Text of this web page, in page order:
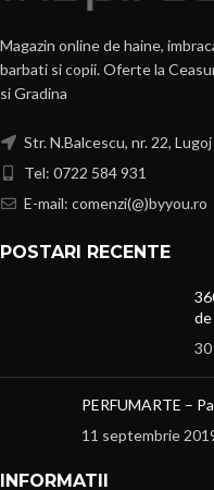
Magazin online de haine,
barbati si copii. Oferte la
si Gradina
Str. N.Balcescu, nr. 22, Lugoj
Tel: 0722 584 931
E-mail: comenzi(@)byyou.ro
POSTARI RECENTE
PERFUMARTE –
11 septembrie
INFORMATII